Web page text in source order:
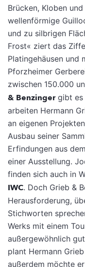
Brücken, Kloben
wellenförmige
und zu silbrigen
Frost« ziert das
Platingehäusen und
Pforzheimer
zwischen 150.000
& Benzingergibt es
arbeiten Hermann
an eigenen
Ausbau seiner
Erfindungen aus
einer Ausstellung.
finden sich auch in
IWC. Doch Grieb &
Herausforderung,
Stichworten
Werks mit einem
außergewöhnlich
plant Hermann
außerdem möchte